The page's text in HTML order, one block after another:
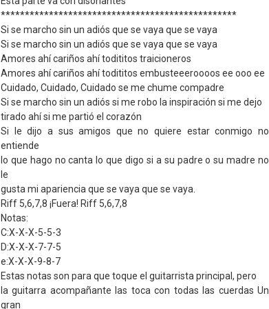
*************************************************
Si se marcho sin un adiós que se vaya que se vaya
Si se marcho sin un adiós que se vaya que se vaya
Amores ahí cariños ahí todititos traicioneros
Amores ahí cariños ahí todititos embusteeeroooos ee ooo ee
Cuidado, Cuidado, Cuidado se me chume compadre
Si se marcho sin un adiós si me robo la inspiración si me dejo
tirado ahí si me partió el corazón
Si le dijo a sus amigos que no quiere estar conmigo no
entiende
lo que hago no canta lo que digo si a su padre o su madre no
le
gusta mi apariencia que se vaya que se vaya.
Riff 5,6,7,8 ¡Fuera! Riff 5,6,7,8
Notas:
C:X-X-X-5-5-3
D:X-X-X-7-7-5
e:X-X-X-9-8-7
Estas notas son para que toque el guitarrista principal, pero
la guitarra acompañante las toca con todas las cuerdas Un
gran